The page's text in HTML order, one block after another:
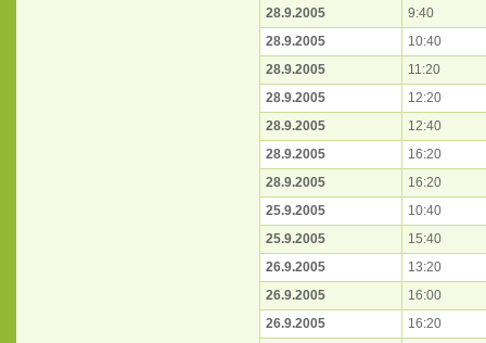
28.9.2005
9:40
28.9.2005
10:40
28.9.2005
11:20
28.9.2005
12:20
28.9.2005
12:40
28.9.2005
16:20
28.9.2005
16:20
25.9.2005
10:40
25.9.2005
15:40
26.9.2005
13:20
26.9.2005
16:00
26.9.2005
16:20